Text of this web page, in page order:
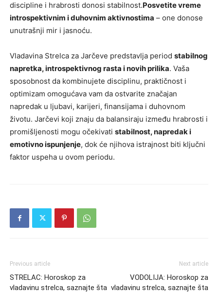
discipline i hrabrosti donosi stabilnost.Posvetite vreme
introspektivnim i duhovnim aktivnostima – one donose
unutrašnji mir i jasnoću.
Vladavina Strelca za Jarčeve predstavlja period stabilnog
napretka, introspektivnog rasta i novih prilika. Vaša
sposobnost da kombinujete disciplinu, praktičnost i
optimizam omogućava vam da ostvarite značajan
napredak u ljubavi, karijeri, finansijama i duhovnom
životu. Jarčevi koji znaju da balansiraju između hrabrosti i
promišljenosti mogu očekivati stabilnost, napredak i
emotivno ispunjenje, dok će njihova istrajnost biti ključni
faktor uspeha u ovom periodu.
Previous article
STRELAC: Horoskop za
vladavinu strelca, saznajte šta
Next article
VODOLIJA: Horoskop za
vladavinu strelca, saznajte šta